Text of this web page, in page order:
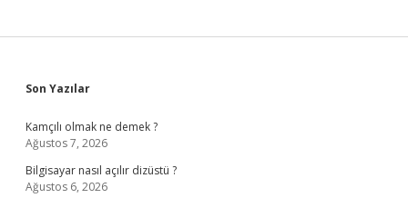
Sidebar
Son Yazılar
Kamçılı olmak ne demek ?
Ağustos 7, 2026
Bilgisayar nasıl açılır dizüstü ?
Ağustos 6, 2026